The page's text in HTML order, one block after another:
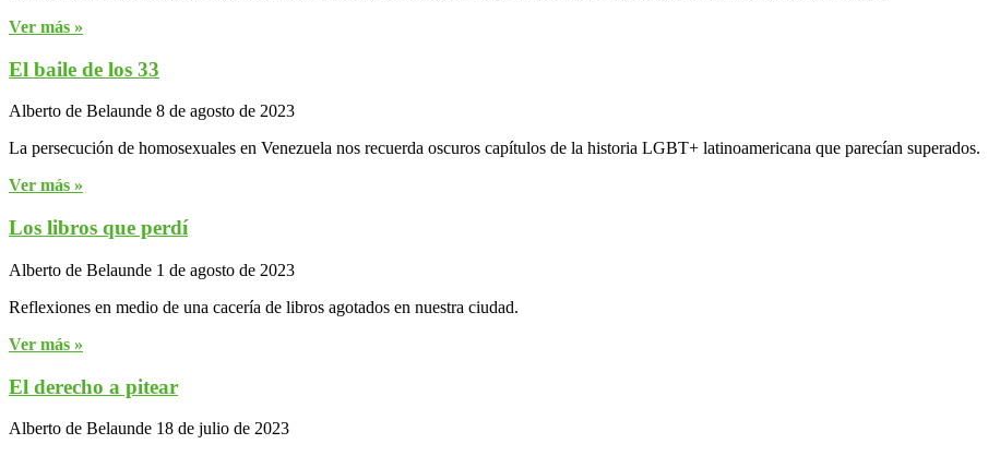
Ver más »
El baile de los 33
Alberto de Belaunde 8 de agosto de 2023
La persecución de homosexuales en Venezuela nos recuerda oscuros capítulos de la historia LGBT+ latinoamericana que parecían superados.
Ver más »
Los libros que perdí
Alberto de Belaunde 1 de agosto de 2023
Reflexiones en medio de una cacería de libros agotados en nuestra ciudad.
Ver más »
El derecho a pitear
Alberto de Belaunde 18 de julio de 2023